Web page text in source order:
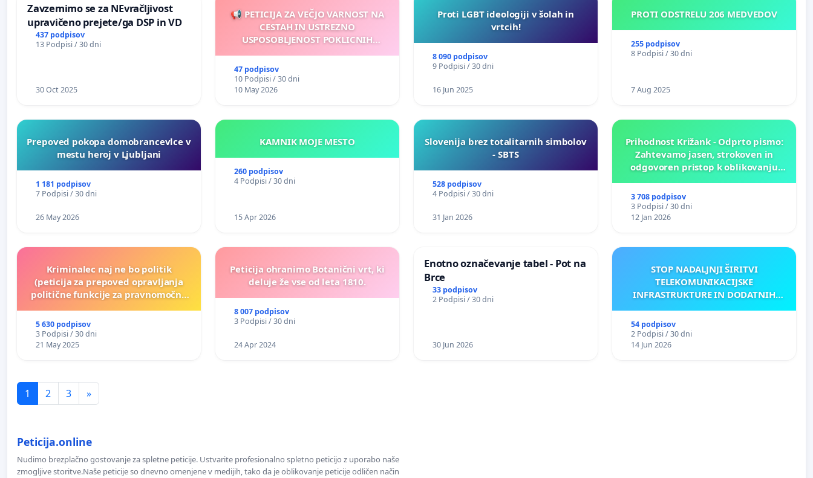
Zavzemimo se za NEvračljivost
upravičeno prejete/ga DSP in VD
437 podpisov
13 Podpisi / 30 dni
30 Oct 2025
📢 PETICIJA ZA VEČJO VARNOST NA
CESTAH IN USTREZNO
USPOSOBLJENOST POKLICNIH
47 podpisov
10 Podpisi / 30 dni
10 May 2026
Proti LGBT ideologiji v šolah in
vrtcih!
8 090 podpisov
9 Podpisi / 30 dni
16 Jun 2025
PROTI ODSTRELU 206 MEDVEDOV
255 podpisov
8 Podpisi / 30 dni
7 Aug 2025
Prepoved pokopa domobrancevlce v
mestu heroj v Ljubljani
1 181 podpisov
7 Podpisi / 30 dni
26 May 2026
KAMNIK MOJE MESTO
260 podpisov
4 Podpisi / 30 dni
15 Apr 2026
Slovenija brez totalitarnih simbolov
- SBTS
528 podpisov
4 Podpisi / 30 dni
31 Jan 2026
Prihodnost Križank - Odprto pismo:
Zahtevamo jasen, strokoven in
odgovoren pristop k oblikovanju
3 708 podpisov
3 Podpisi / 30 dni
12 Jan 2026
Kriminalec naj ne bo politik
(peticija za prepoved opravljanja
politične funkcije za pravnomočno
5 630 podpisov
3 Podpisi / 30 dni
21 May 2025
Peticija ohranimo Botanični vrt, ki
deluje že vse od leta 1810.
8 007 podpisov
3 Podpisi / 30 dni
24 Apr 2024
Enotno označevanje tabel - Pot na
Brce
33 podpisov
2 Podpisi / 30 dni
30 Jun 2026
STOP NADALJNJI ŠIRITVI
TELEKOMUNIKACIJSKE
INFRASTRUKTURE IN DODATNIH
54 podpisov
2 Podpisi / 30 dni
14 Jun 2026
1 2 3 »
Peticija.online
Nudimo brezplačno gostovanje za spletne peticije. Ustvarite profesionalno spletno peticijo z uporabo naše
zmogljive storitve.Naše peticije so dnevno omenjene v medijih, tako da je oblikovanje peticije odličen način